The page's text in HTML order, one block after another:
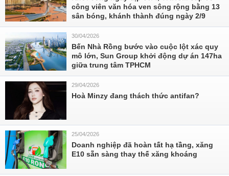
công viên văn hóa ven sông rộng bằng 13
sân bóng, khánh thành đúng ngày 2/9
30/04/2026
Bến Nhà Rồng bước vào cuộc lột xác quy
mô lớn, Sun Group khởi động dự án 147ha
giữa trung tâm TPHCM
29/04/2026
Hoà Minzy đang thách thức antifan?
25/04/2026
Doanh nghiệp đã hoàn tất hạ tầng, xăng
E10 sẵn sàng thay thế xăng khoáng